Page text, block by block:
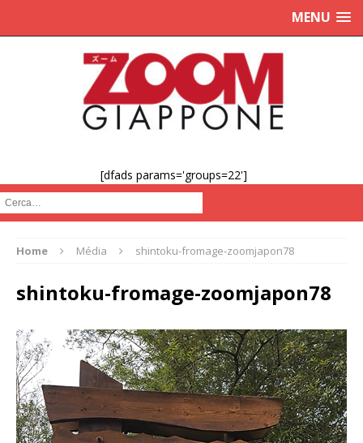
MENU
[dfads params='groups=22']
Cerca :
Home Média shintoku-fromage-zoomjapon78
shintoku-fromage-zoomjapon78